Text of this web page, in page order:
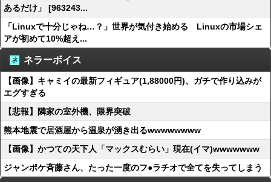
あるだけ」 [963243...
「Linuxで十分じゃね…？」世界が気付き始める Linuxの市場シェ
アが初めて10%超え...
ネラーボイス
【画像】キャミイの最新フィギュア(1,88000円)、ガチで作り込みが
エグすぎる
【悲報】隣家の室外機、限界突破
熊本地震で居酒屋から温泉が湧き出るwwwwwwww
【画像】かつての天下人「マックスむらい」現在(イマ)wwwwwww
ジャンポケ斉藤さん、たった一度のフ●ラチオで全てを失ってしまう